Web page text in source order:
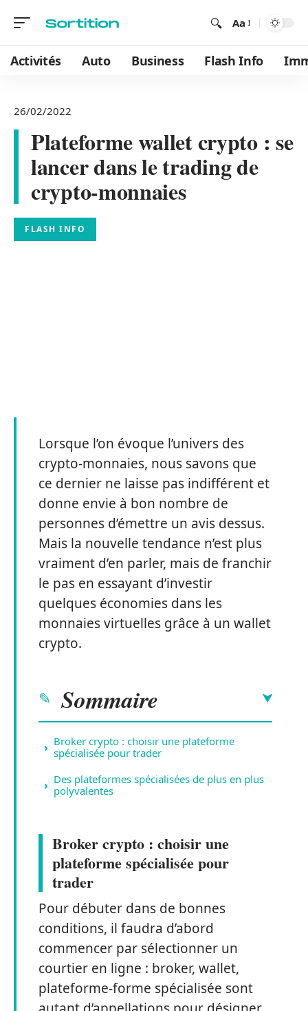
Aa
Activités Auto Business Flash Info
26/02/2022
Plateforme wallet crypto : se
lancer dans le trading de
crypto-monnaies
FLASH INFO
Lorsque l’on évoque l’univers des
crypto-monnaies, nous savons que
ce dernier ne laisse pas indifférent et
donne envie à bon nombre de
personnes d’émettre un avis dessus.
Mais la nouvelle tendance n’est plus
vraiment d’en parler, mais de franchir
le pas en essayant d’investir
quelques économies dans les
monnaies virtuelles grâce à un wallet
crypto.
Sommaire
Broker crypto : choisir une plateforme
spécialisée pour trader
Des plateformes spécialisées de plus en plus
polyvalentes
Broker crypto : choisir une
plateforme spécialisée pour
trader
Pour débuter dans de bonnes
conditions, il faudra d’abord
commencer par sélectionner un
courtier en ligne : broker, wallet,
plateforme-forme spécialisée sont